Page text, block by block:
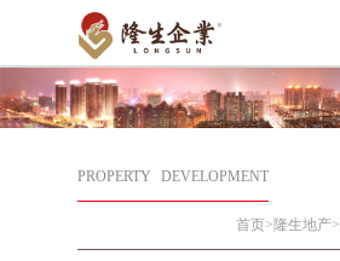
PROPERTY DEVELOPMENT
首页>隆生地产